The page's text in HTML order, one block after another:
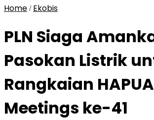
Home / Ekobis
PLN Siaga
Pasokan Listrik
Rangkaian HAPUA
Meetings ke-41